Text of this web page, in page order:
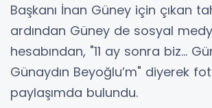
Başkanı İnan Güney için çıkan
ardından Güney de sosyal
hesabından, "11 ay sonra biz…
Günaydın Beyoğlu’m" diyerek
paylaşımda bulundu.